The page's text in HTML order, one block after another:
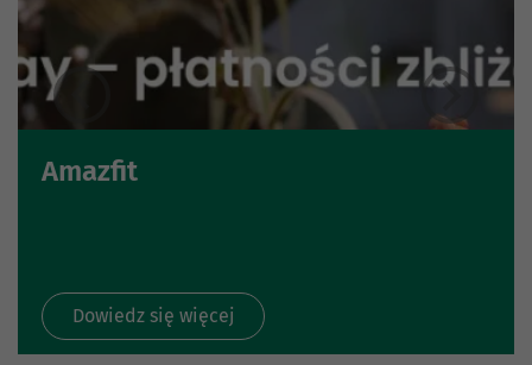
Amazfit
Dowiedz się więcej